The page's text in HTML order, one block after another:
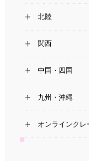
北陸
関西
中国・四国
九州・沖縄
オンラインクレ